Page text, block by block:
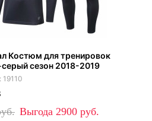
Костюм для тренировок
сезон 2018-2019
19110
2900